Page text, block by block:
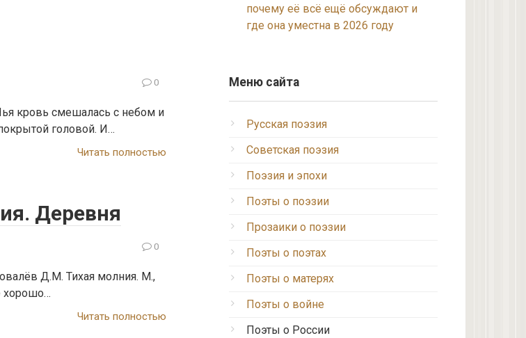
0
кровь смешалась с небом и
головой. И…
Читать полностью
Деревня
0
Д.М. Тихая молния. М.,
хорошо…
Читать полностью
почему её всё ещё обсуждают и
где она уместна в 2026 году
Меню сайта
Русская поэзия
Советская поэзия
Поэзия и эпохи
Поэты о поэзии
Прозаики о поэзии
Поэты о поэтах
Поэты о матерях
Поэты о войне
Поэты о России